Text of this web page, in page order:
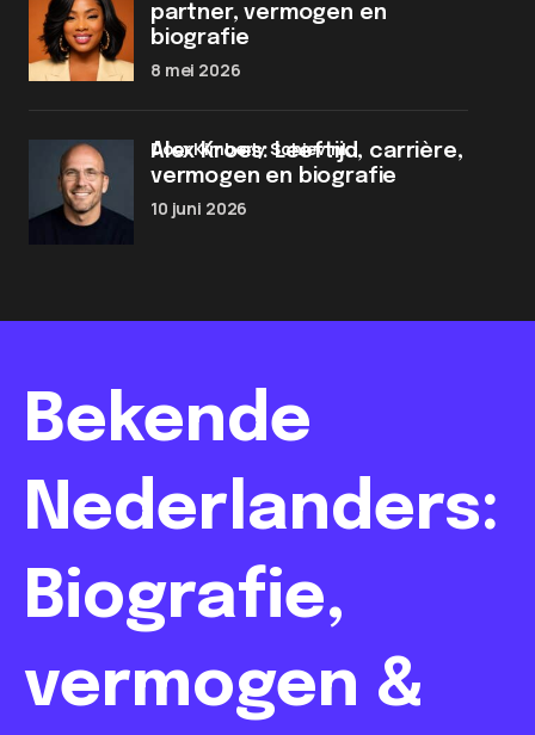
partner, vermogen en
biografie
8 mei 2026
Alex Kroes: Leeftijd, carrière,
vermogen en biografie
door Kimberly Schievink
10 juni 2026
Bekende
Nederlanders:
Biografie,
vermogen &